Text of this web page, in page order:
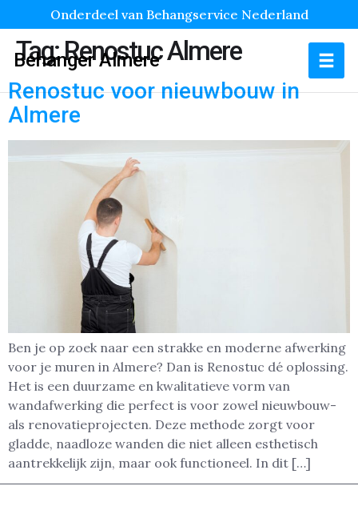
Onderdeel van Behangservice Nederland
Behanger Almere
Tag:Renostuc Almere
Renostuc voor nieuwbouw in
Almere
Ben je op zoek naar een strakke en moderne afwerking
voor je muren in Almere? Dan is Renostuc dé oplossing.
Het is een duurzame en kwalitatieve vorm van
wandafwerking die perfect is voor zowel nieuwbouw-
als renovatieprojecten. Deze methode zorgt voor
gladde, naadloze wanden die niet alleen esthetisch
aantrekkelijk zijn, maar ook functioneel. In dit […]